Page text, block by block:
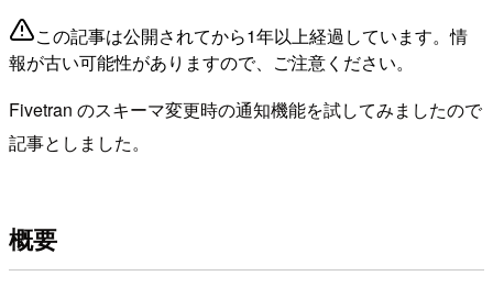
この記事は公開されてから1年以上経過しています。情
報が古い可能性がありますので、ご注意ください。
Fivetran のスキーマ変更時の通知機能を試してみましたので
記事としました。
概要